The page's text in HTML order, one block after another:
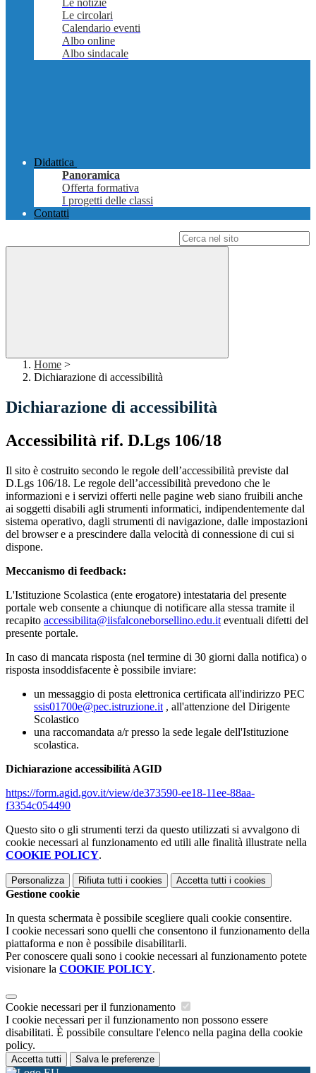
Le notizie
Le circolari
Calendario eventi
Albo online
Albo sindacale
Didattica
Panoramica
Offerta formativa
I progetti delle classi
Contatti
Home >
Dichiarazione di accessibilità
Dichiarazione di accessibilità
Accessibilità rif. D.Lgs 106/18
Il sito è costruito secondo le regole dell’accessibilità previste dal
D.Lgs 106/18. Le regole dell’accessibilità prevedono che le
informazioni e i servizi offerti nelle pagine web siano fruibili anche
ai soggetti disabili agli strumenti informatici, indipendentemente dal
sistema operativo, dagli strumenti di navigazione, dalle impostazioni
del browser e a prescindere dalla velocità di connessione di cui si
dispone.
Meccanismo di feedback:
L'Istituzione Scolastica (ente erogatore) intestataria del presente
portale web consente a chiunque di notificare alla stessa tramite il
recapito accessibilita@iisfalconeborsellino.edu.it eventuali difetti del
presente portale.
In caso di mancata risposta (nel termine di 30 giorni dalla notifica) o
risposta insoddisfacente è possibile inviare:
un messaggio di posta elettronica certificata all'indirizzo PEC
ssis01700e@pec.istruzione.it , all'attenzione del Dirigente
Scolastico
una raccomandata a/r presso la sede legale dell'Istituzione
scolastica.
Dichiarazione accessibilità AGID
https://form.agid.gov.it/view/de373590-ee18-11ee-88aa-
f3354c054490
Questo sito o gli strumenti terzi da questo utilizzati si avvalgono di
cookie necessari al funzionamento ed utili alle finalità illustrate nella
COOKIE POLICY.
Personalizza Rifiuta tutti i cookies Accetta tutti i cookies
Gestione cookie
In questa schermata è possibile scegliere quali cookie consentire.
I cookie necessari sono quelli che consentono il funzionamento della
piattaforma e non è possibile disabilitarli.
Per conoscere quali sono i cookie necessari al funzionamento potete
visionare la COOKIE POLICY.
Cookie necessari per il funzionamento
I cookie necessari per il funzionamento non possono essere
disabilitati. È possibile consultare l'elenco nella pagina della cookie
policy.
Accetta tutti Salva le preferenze